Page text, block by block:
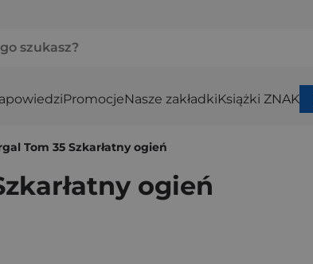
PromocjeNasze zakładkiKsiążki ZNAK
Tom 35 Szkarłatny ogień
ogień